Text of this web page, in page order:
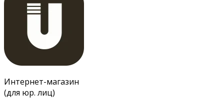
Интернет-магазин
(для юр. лиц)